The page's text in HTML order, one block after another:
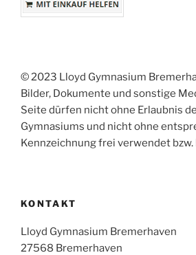
© 2023 Lloyd Gymnasium
Bilder, Dokumente und sonstige
Seite dürfen nicht ohne Erlaubnis
Gymnasiums und nicht ohne
Kennzeichnung frei verwendet
KONTAKT
Lloyd Gymnasium Bremerhaven
27568 Bremerhaven